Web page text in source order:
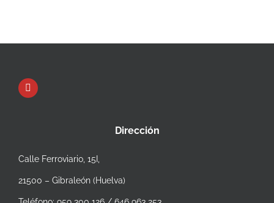
Dirección
Calle Ferroviario, 15I,
21500 – Gibraleón (Huelva)